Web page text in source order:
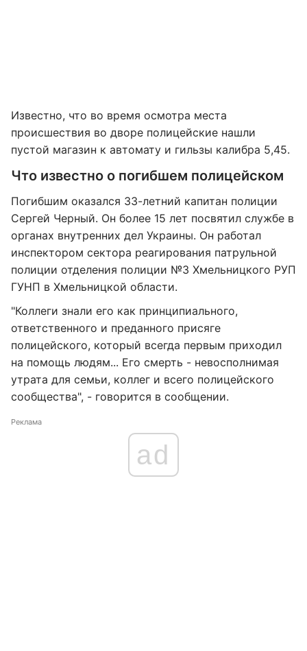
Известно, что во время осмотра места
происшествия во дворе полицейские нашли
пустой магазин к автомату и гильзы калибра 5,45.
Что известно о погибшем полицейском
Погибшим оказался 33-летний капитан полиции
Сергей Черный. Он более 15 лет посвятил службе в
органах внутренних дел Украины. Он работал
инспектором сектора реагирования патрульной
полиции отделения полиции №3 Хмельницкого РУП
ГУНП в Хмельницкой области.
"Коллеги знали его как принципиального,
ответственного и преданного присяге
полицейского, который всегда первым приходил
на помощь людям... Его смерть - невосполнимая
утрата для семьи, коллег и всего полицейского
сообщества", - говорится в сообщении.
Реклама
ad